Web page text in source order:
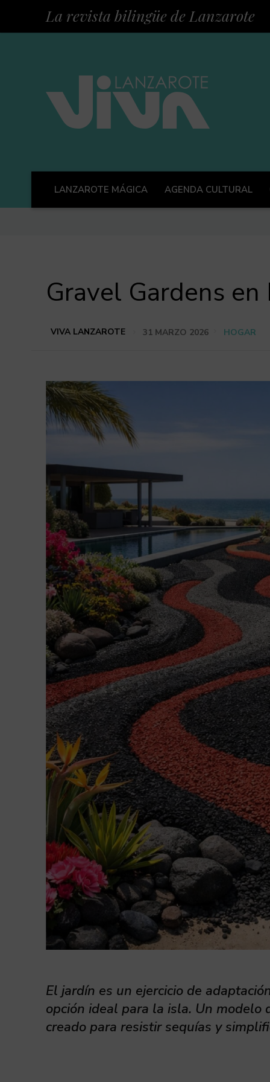
La revista bilingüe de Lanzarote
LANZAROTE MÁGICA AGENDA CULTURAL
Gravel Gardens en
VIVA LANZAROTE 31 MARZO 2026 HOGAR
El jardín es un ejercicio de
opción ideal para la isla. Un modelo
creado para resistir sequías y